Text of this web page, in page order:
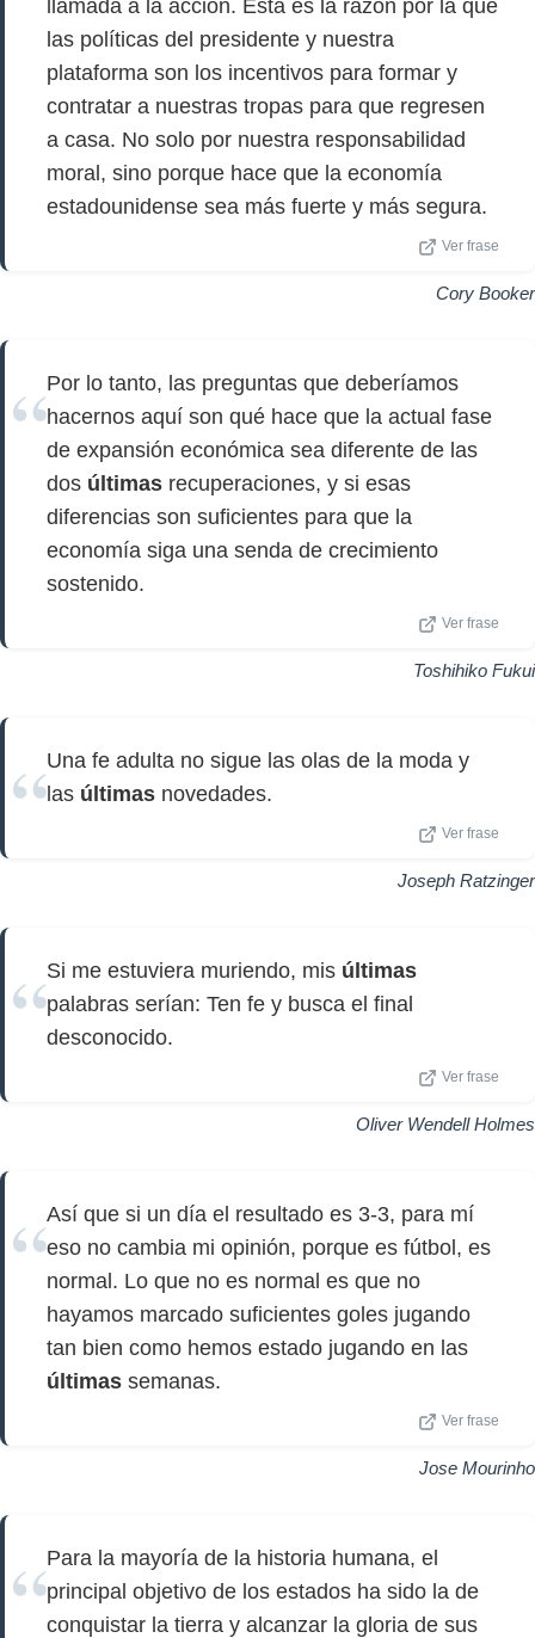
llamada a la acción. Esta es la razón por la que
las políticas del presidente y nuestra
plataforma son los incentivos para formar y
contratar a nuestras tropas para que regresen
a casa. No solo por nuestra responsabilidad
moral, sino porque hace que la economía
estadounidense sea más fuerte y más segura.
Ver frase
Cory Booker
Por lo tanto, las preguntas que deberíamos
hacernos aquí son qué hace que la actual fase
de expansión económica sea diferente de las
dos últimas recuperaciones, y si esas
diferencias son suficientes para que la
economía siga una senda de crecimiento
sostenido.
Ver frase
Toshihiko Fukui
Una fe adulta no sigue las olas de la moda y
las últimas novedades.
Ver frase
Joseph Ratzinger
Si me estuviera muriendo, mis últimas
palabras serían: Ten fe y busca el final
desconocido.
Ver frase
Oliver Wendell Holmes
Así que si un día el resultado es 3-3, para mí
eso no cambia mi opinión, porque es fútbol, ​​es
normal. Lo que no es normal es que no
hayamos marcado suficientes goles jugando
tan bien como hemos estado jugando en las
últimas semanas.
Ver frase
Jose Mourinho
Para la mayoría de la historia humana, el
principal objetivo de los estados ha sido la de
conquistar la tierra y alcanzar la gloria de sus